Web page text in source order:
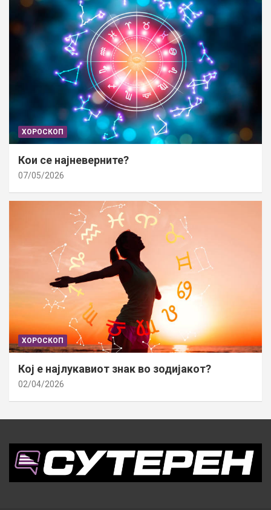
ХОРОСКОП
Кои се најневерните?
07/05/2026
ХОРОСКОП
Кој е најлукавиот знак во зодијакот?
02/04/2026